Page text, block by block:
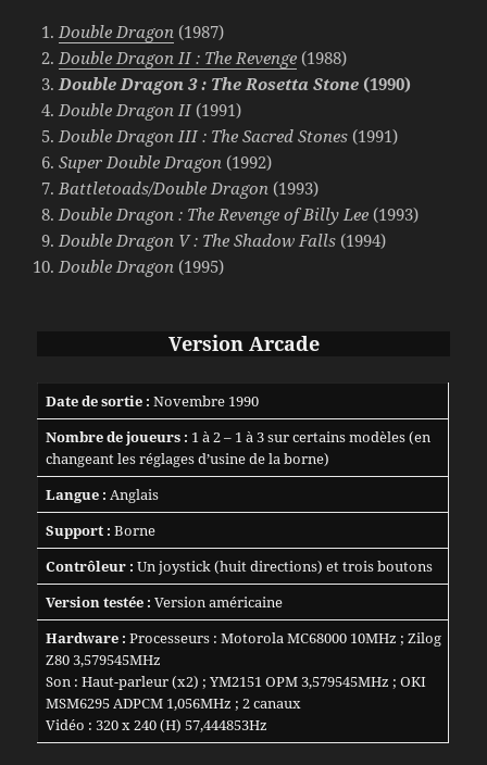
Double Dragon (1987)
Double Dragon II : The Revenge (1988)
Double Dragon 3 : The Rosetta Stone (1990)
Double Dragon II(1991)
Double Dragon III : The Sacred Stones (1991)
Super Double Dragon (1992)
Battletoads/Double Dragon (1993)
Double Dragon : The Revenge of Billy Lee (1993)
Double Dragon V : The Shadow Falls (1994)
Double Dragon (1995)
Version Arcade
Date de sortie : Novembre 1990
Nombre de joueurs : 1 à 2 – 1 à 3 sur certains modèles (en
changeant les réglages d’usine de la borne)
Langue : Anglais
Support : Borne
Contrôleur : Un joystick (huit directions) et trois boutons
Version testée : Version américaine
Hardware : Processeurs : Motorola MC68000 10MHz ; Zilog
Z80 3,579545MHz
Son : Haut-parleur (x2) ; YM2151 OPM 3,579545MHz ; OKI
MSM6295 ADPCM 1,056MHz ; 2 canaux
Vidéo : 320 x 240 (H) 57,444853Hz